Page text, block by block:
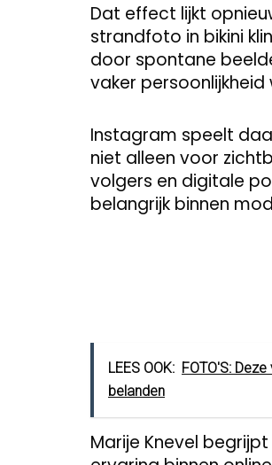
Dat effect lijkt
strandfoto in bikini
door spontane
vaker
Instagram speelt
niet alleen voor
volgers en digitale
belangrijk binnen
LEES OOK: FOTO'S:
belanden
Marije Knevel